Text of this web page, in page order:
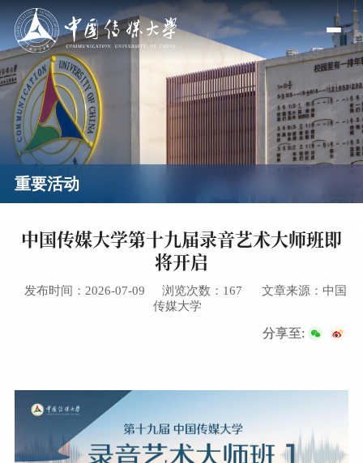
重要活动
中国传媒大学第十九届录音艺术大师班即
将开启
发布时间：2026-07-09 浏览次数： 167
文章来源：中国
传媒大学
分享至: